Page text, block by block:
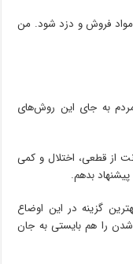
مواد فروش و دزد شود. من
به جای این روش‌های
از قطعی، اختلال و کمی
بدهم.
گزینه در این اوضاع
را هم بایستی به جان